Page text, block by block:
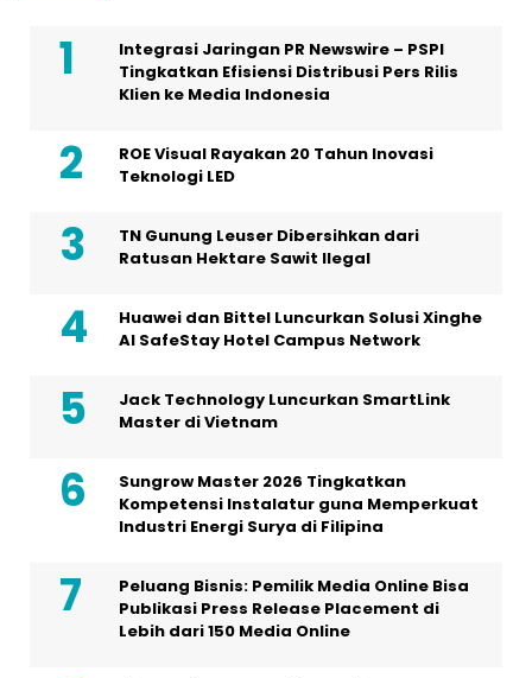
Integrasi Jaringan PR Newswire – PSPI
Tingkatkan Efisiensi Distribusi Pers Rilis
Klien ke Media Indonesia
ROE Visual Rayakan 20 Tahun Inovasi
Teknologi LED
TN Gunung Leuser Dibersihkan dari
Ratusan Hektare Sawit Ilegal
Huawei dan Bittel Luncurkan Solusi Xinghe
Al SafeStay Hotel Campus Network
Jack Technology Luncurkan SmartLink
Master di Vietnam
Sungrow Master 2026 Tingkatkan
Kompetensi Instalatur guna Memperkuat
Industri Energi Surya di Filipina
Peluang Bisnis: Pemilik Media Online Bisa
Publikasi Press Release Placement di
Lebih dari 150 Media Online